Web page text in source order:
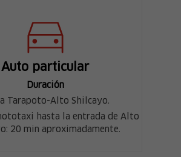
Auto particular
Duración
Tarapoto-Alto Shilcayo.
hasta la entrada de Alto
20 min aproximadamente.